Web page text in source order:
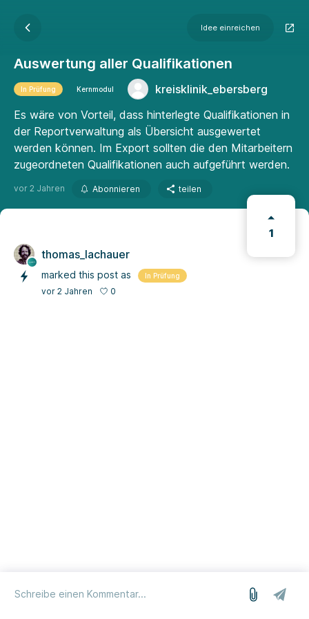
Idee einreichen
Auswertung aller Qualifikationen
In Prüfung Kernmodul
kreisklinik_ebersberg
Es wäre von Vorteil, dass hinterlegte Qualifikationen in
der Reportverwaltung als Übersicht ausgewertet
werden können. Im Export sollten die den Mitarbeitern
zugeordneten Qualifikationen auch aufgeführt werden.
vor 2 Jahren Abonnieren teilen
1
thomas_lachauer
marked this post as In Prüfung
vor 2 Jahren 0